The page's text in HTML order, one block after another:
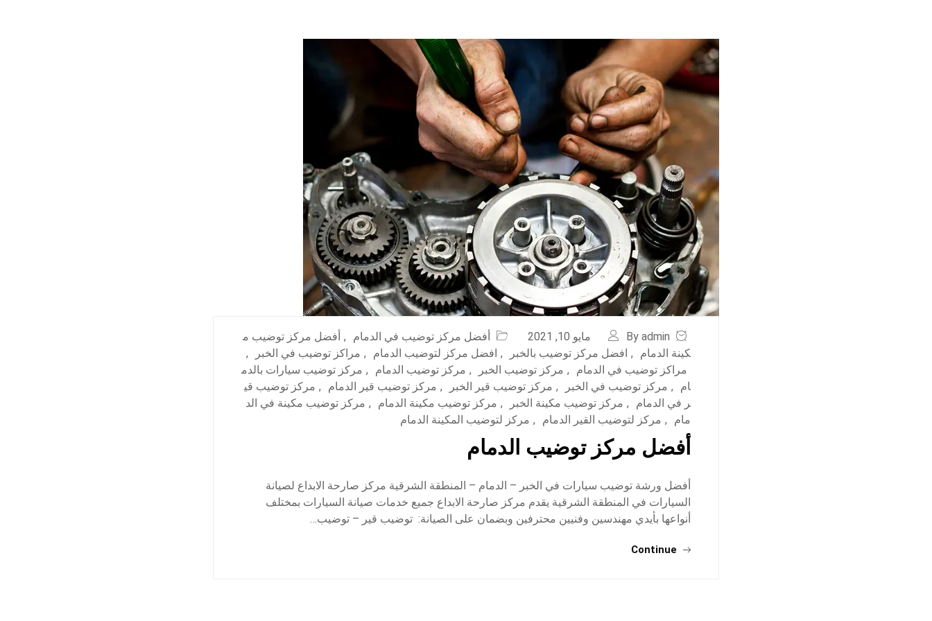
By admin مايو 10, 2021 أفضل مركز توضيب في الدمام , أفضل مركز توضيب م
كينة الدمام
, افضل مركز توضيب بالخبر , افضل مركز لتوضيب الدمام , مراكز توضيب في الخبر
,
مراكز توضيب في الدمام
, مركز توضيب الخبر , مركز توضيب الدمام , مركز توضيب سيارات بالدم
ام
, مركز توضيب في الخبر , مركز توضيب قير الخبر , مركز توضيب قير الدمام , مركز توضيب قي
ر في الدمام
, مركز توضيب مكينة الخبر , مركز توضيب مكينة الدمام , مركز توضيب مكينة في الد
مام
, مركز لتوضيب القير الدمام , مركز لتوضيب المكينة الدمام
أفضل مركز توضيب الدمام
أفضل ورشة توضيب سيارات في الخبر – الدمام – المنطقة الشرقية مركز صارحة الابداع لصيانة
السيارات في المنطقة الشرقية يقدم مركز صارحة الابداع جميع خدمات صيانة السيارات بمختلف
أنواعها بأيدي مهندسين وفنيين محترفين وبضمان على الصيانة: توضيب قير – توضيب…
Continue